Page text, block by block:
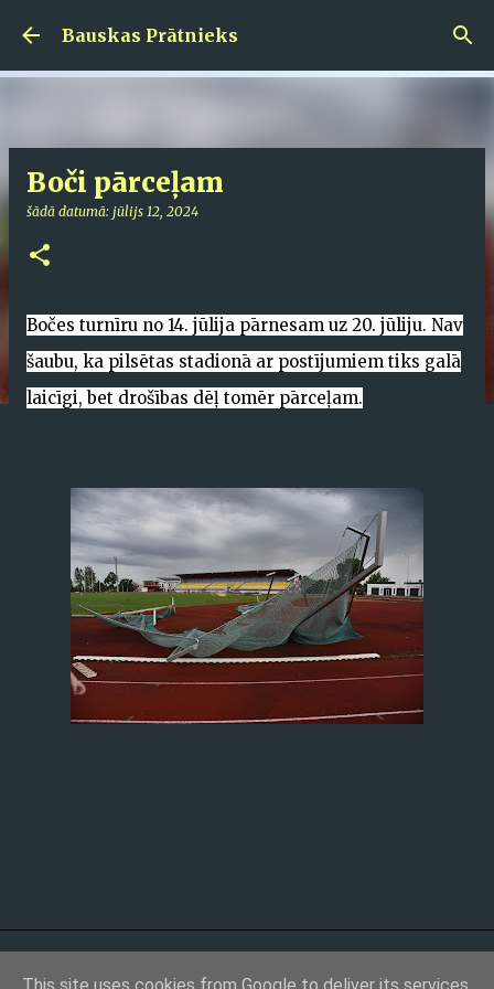
Pāriet uz galveno saturu
Bauskas Prātnieks
Boči pārceļam
šādā datumā: jūlijs 12, 2024
Bočes turnīru no 14. jūlija pārnesam uz 20. jūliju. Nav
šaubu, ka pilsētas stadionā ar postījumiem tiks galā
laicīgi, bet drošības dēļ tomēr pārceļam.